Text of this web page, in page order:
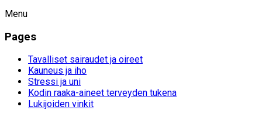
Menu
Pages
Tavalliset sairaudet ja oireet
Kauneus ja iho
Stressi ja uni
Kodin raaka-aineet terveyden tukena
Lukijoiden vinkit